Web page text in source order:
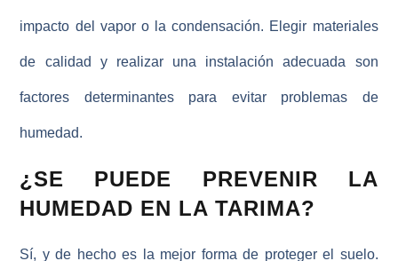
impacto del vapor o la condensación. Elegir materiales
de calidad y realizar una instalación adecuada son
factores determinantes para evitar problemas de
humedad.
¿SE PUEDE PREVENIR LA
HUMEDAD EN LA TARIMA?
Sí, y de hecho es la mejor forma de proteger el suelo.